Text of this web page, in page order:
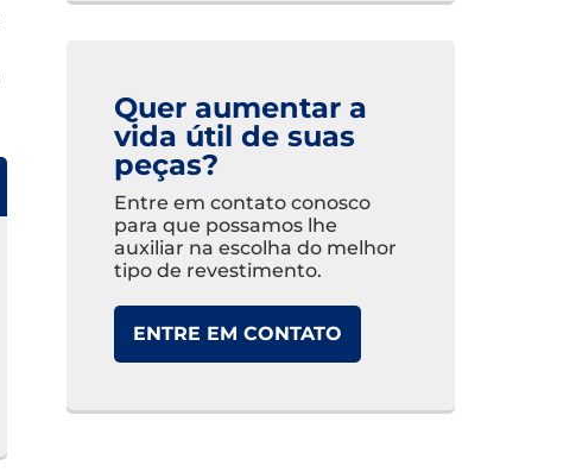
Quer aumentar a
vida útil de suas
peças?
Entre em contato conosco
para que possamos lhe
auxiliar na escolha do melhor
tipo de revestimento.
ENTRE EM CONTATO